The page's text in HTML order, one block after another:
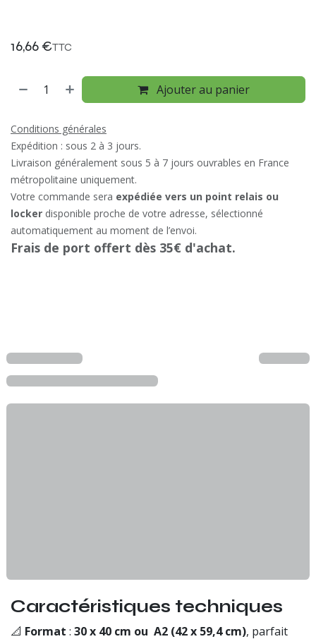
16,66€TTC
Ajouter au panier
Conditions générales
Expédition : sous 2 à 3 jours.
Livraison généralement sous 5 à 7 jours ouvrables en France
métropolitaine uniquement.
Votre commande sera expédiée vers un point relais ou
locker disponible proche de votre adresse, sélectionné
automatiquement au moment de l’envoi.
Frais de port offert dès 35€ d'achat.
Caractéristiques techniques
📐 Format : 30 x 40 cm ou A2 (42 x 59,4 cm), parfait